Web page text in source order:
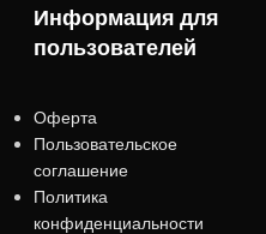
Информация для
пользователей
Оферта
Пользовательское
соглашение
Политика
конфиденциальности